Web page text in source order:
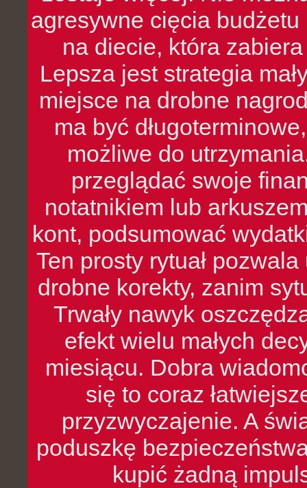
agresywne cięcia
na diecie, która
Lepsza jest strategia
miejsce na drobne
ma być
możliwe do
przeglądać swoje
notatnikiem lub
kont, podsumować
Ten prosty rytuał
drobne korekty, zanim
Trwały nawyk
efekt wielu małych
miesiącu. Dobra
się to coraz
przyzwyczajenie. A
poduszkę
kupić żadną